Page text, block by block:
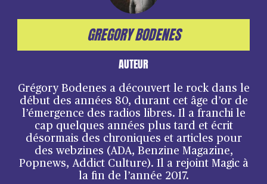
GREGORY BODENES
AUTEUR
Grégory Bodenes a découvert le rock dans le
début des années 80, durant cet âge d’or de
l’émergence des radios libres. Il a franchi le
cap quelques années plus tard et écrit
désormais des chroniques et articles pour
des webzines (ADA, Benzine Magazine,
Popnews, Addict Culture). Il a rejoint Magic à
la fin de l’année 2017.